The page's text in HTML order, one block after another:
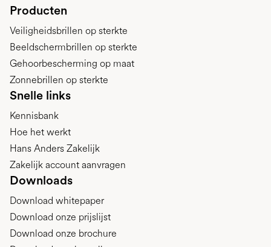
Producten
Veiligheidsbrillen op sterkte
Beeldschermbrillen op sterkte
Gehoorbescherming op maat
Zonnebrillen op sterkte
Snelle links
Kennisbank
Hoe het werkt
Hans Anders Zakelijk
Zakelijk account aanvragen
Downloads
Download whitepaper
Download onze prijslijst
Download onze brochure